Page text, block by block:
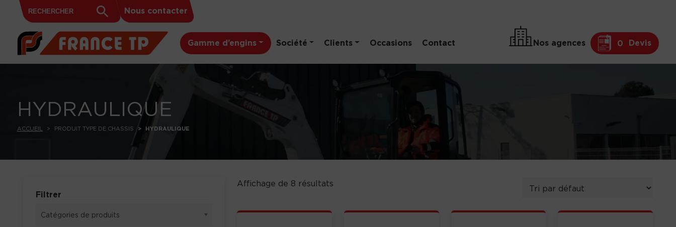
Skip to content
Search
for:
Search
Button
Nous contacter
Gamme d’engins Société Clients Occasions Contact Nos agences 0 Devis
HYDRAULIQUE
ACCUEIL PRODUIT TYPE DE CHASSIS HYDRAULIQUE
Filtrer
Catégories de produits
Affichage de 8 résultats